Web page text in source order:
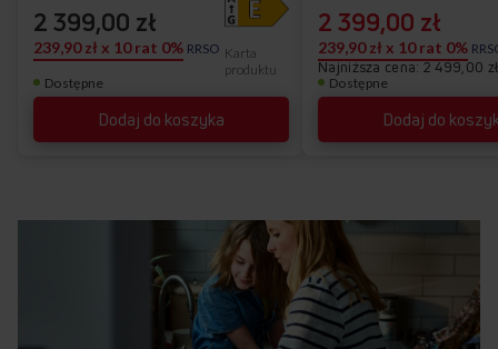
Dostępne
Dodaj do koszyka
Karta
produktu
2 399,00 zł
239,90 zł x 10 rat 0% RRSO
Najniższa cena: 2 499,00
Dostępne
Dodaj do
2 399,00 zł
239,90 zł x 10 rat 0%